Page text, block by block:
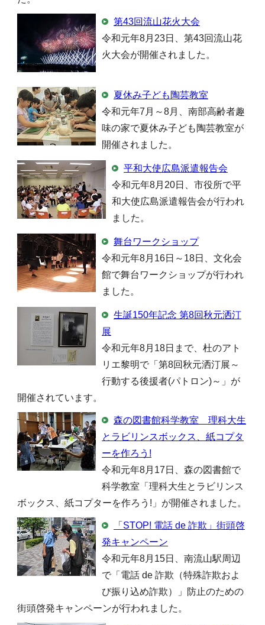
第43回流山花火大会
令和元年8月23日、第43回流山花
火大会が開催されました。
夏休み子ども陶芸教室
令和元年7月～8月、南部高齢者趣
味の家で夏休み子ども陶芸教室が
開催されました。
平和大使広島派遣報告会
令和元年8月20日、市役所で平
和大使広島派遣報告会が行われ
ました。
舞台ワークショップ
令和元年8月16日～18日、文化会
館で舞台ワークショップが行われ
ました。
生誕150年記念 第8回秋元洒汀
展
令和元年8月18日まで、杜のアト
リエ黎明で「第8回秋元洒汀展～
行動する後援者(パトロン)～」が
開催されています。
森の図書館科学教室 理科大生
とラビリンスボックス、紙コプタ
ーを作ろう!
令和元年8月17日、森の図書館で
科学教室「理科大生とラビリンス
ボックス、紙コプターを作ろう!」が開催されました。
「STOP! 電話 de 詐欺」街頭啓
発キャンペーン
令和元年8月15日、南流山駅周辺
で「電話 de 詐欺（特殊詐欺およ
び振り込め詐欺）」防止のための
街頭啓発キャンペーンが行われました。